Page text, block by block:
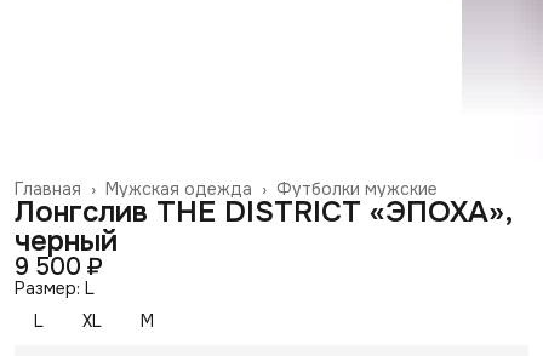
Футболки мужские
Мужская одежда ›
Главная ›
Лонгслив THE DISTRICT «ЭПОХА»,
черный
9 500 ₽
Размер: L
L
XL М